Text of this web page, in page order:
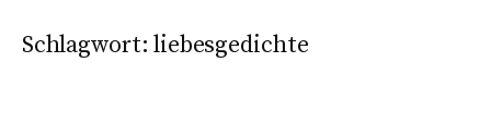
Schlagwort:liebesgedichte